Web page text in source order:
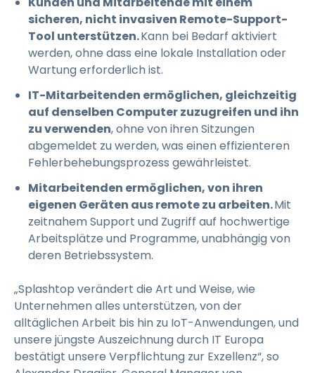
sicheren, nicht invasiven Remote-Support-
Tool unterstützen.Kann bei Bedarf aktiviert
werden, ohne dass eine lokale Installation oder
Wartung erforderlich ist.
IT-Mitarbeitenden ermöglichen, gleichzeitig
auf denselben Computer zuzugreifen und ihn
zu verwenden, ohne von ihren Sitzungen
abgemeldet zu werden, was einen effizienteren
Fehlerbehebungsprozess gewährleistet.
Mitarbeitenden ermöglichen, von ihren
eigenen Geräten aus remote zu arbeiten.Mit
zeitnahem Support und Zugriff auf hochwertige
Arbeitsplätze und Programme, unabhängig von
deren Betriebssystem.
„Splashtop verändert die Art und Weise, wie
Unternehmen alles unterstützen, von der
alltäglichen Arbeit bis hin zu IoT-Anwendungen, und
unsere jüngste Auszeichnung durch IT Europa
bestätigt unsere Verpflichtung zur Exzellenz“, so